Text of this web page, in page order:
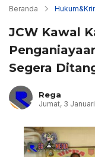
Beranda
JCW Kawal
Segera
Rega
Jumat, 3